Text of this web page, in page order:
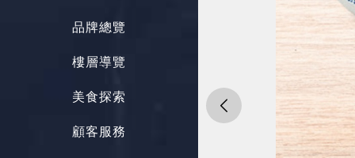
品牌總覽
樓層導覽
美食探索
顧客服務